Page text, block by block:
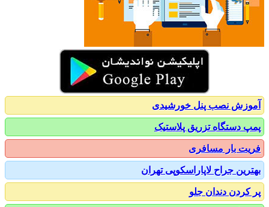
نصب پنل خورشیدی
دستگاه تزریق پلاستیک
بار مسافری
جراح لاپاراسکوپی تهران
دندان جلو